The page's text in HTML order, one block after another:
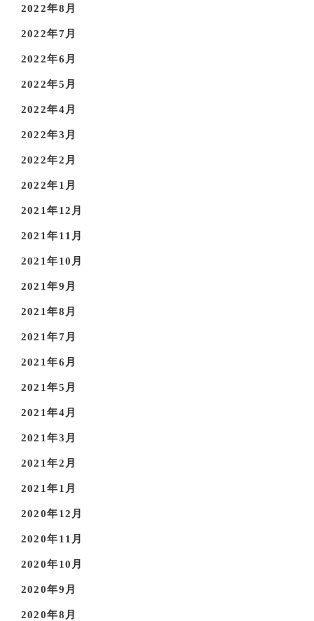
2022年8月
2022年7月
2022年6月
2022年5月
2022年4月
2022年3月
2022年2月
2022年1月
2021年12月
2021年11月
2021年10月
2021年9月
2021年8月
2021年7月
2021年6月
2021年5月
2021年4月
2021年3月
2021年2月
2021年1月
2020年12月
2020年11月
2020年10月
2020年9月
2020年8月